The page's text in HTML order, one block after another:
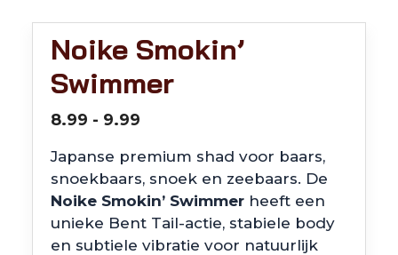
Noike Smokin’
Swimmer
8.99 - 9.99
tot
€9.99
Japanse premium shad voor baars,
snoekbaars, snoek en zeebaars. De
Noike Smokin’ Swimmer heeft een
unieke Bent Tail-actie, stabiele body
en subtiele vibratie voor natuurlijk